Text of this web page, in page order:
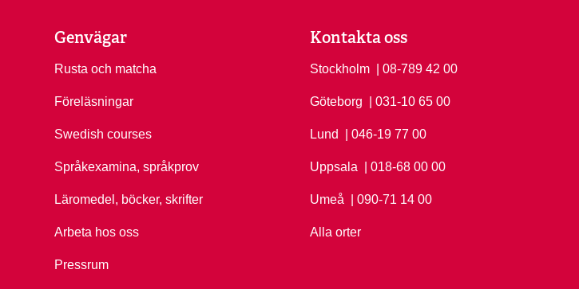
Genvägar
Rusta och matcha
Föreläsningar
Swedish courses
Språkexamina, språkprov
Läromedel, böcker, skrifter
Arbeta hos oss
Pressrum
Kontakta oss
Stockholm Ring Stockholm på
| 08-789 42 00
Göteborg Ring Göteborg på
| 031-10 65 00
Lund Ring Lund på
| 046-19 77 00
Uppsala Ring Uppsala på
| 018-68 00 00
Umeå Ring Umeå på
| 090-71 14 00
Alla orter